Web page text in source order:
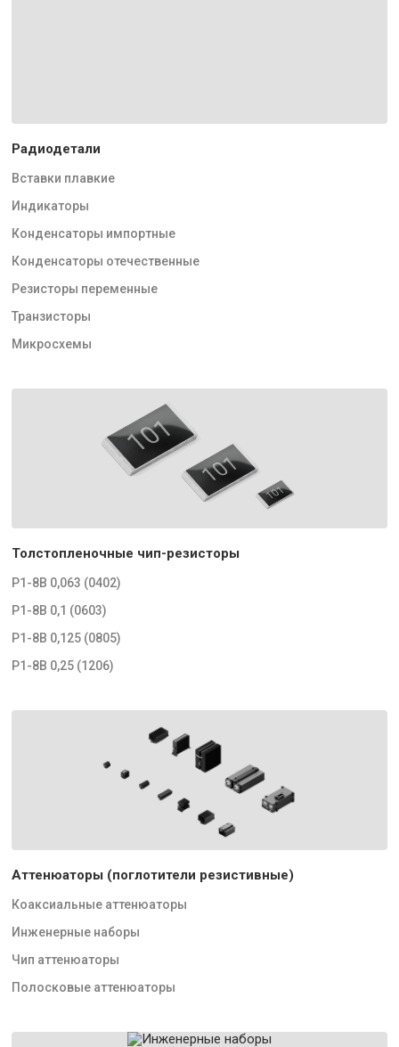
Радиодетали
Вставки плавкие
Индикаторы
Конденсаторы импортные
Конденсаторы отечественные
Резисторы переменные
Транзисторы
Микросхемы
Толстопленочные чип-резисторы
Р1-8В 0,063 (0402)
Р1-8В 0,1 (0603)
Р1-8В 0,125 (0805)
Р1-8В 0,25 (1206)
Аттенюаторы (поглотители резистивные)
Коаксиальные аттенюаторы
Инженерные наборы
Чип аттенюаторы
Полосковые аттенюаторы